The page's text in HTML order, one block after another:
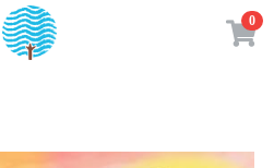
0
×
商品分類